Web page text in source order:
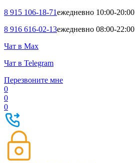
8 915 106-18-71ежедневно 10:00-20:00
8 916 616-02-13ежедневно 08:00-22:00
Чат в Max
Чат в Telegram
Перезвоните мне
0
0
0